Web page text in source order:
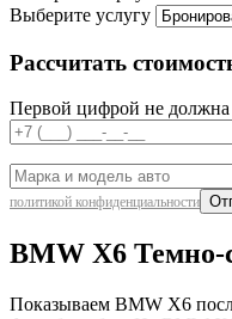
Выберите услугу
Рассчитать
Первой цифрой не должна
политикой конфиденциальности
BMW X6 Темно-
Показываем BMW X6